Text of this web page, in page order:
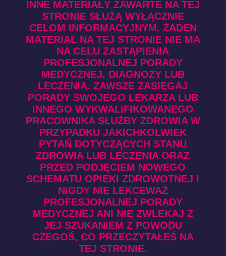
INNE MATERIAŁY ZAWARTE NA TEJ
STRONIE SŁUŻĄ WYŁĄCZNIE
CELOM INFORMACYJNYM. ŻADEN
MATERIAŁ NA TEJ STRONIE NIE MA
NA CELU ZASTĄPIENIA
PROFESJONALNEJ PORADY
MEDYCZNEJ, DIAGNOZY LUB
LECZENIA. ZAWSZE ZASIĘGAJ
PORADY SWOJEGO LEKARZA LUB
INNEGO WYKWALIFIKOWANEGO
PRACOWNIKA SŁUŻBY ZDROWIA W
PRZYPADKU JAKICHKOLWIEK
PYTAŃ DOTYCZĄCYCH STANU
ZDROWIA LUB LECZENIA ORAZ
PRZED PODJĘCIEM NOWEGO
SCHEMATU OPIEKI ZDROWOTNEJ I
NIGDY NIE LEKCEWAŻ
PROFESJONALNEJ PORADY
MEDYCZNEJ ANI NIE ZWLEKAJ Z
JEJ SZUKANIEM Z POWODU
CZEGOŚ, CO PRZECZYTAŁEŚ NA
TEJ STRONIE.